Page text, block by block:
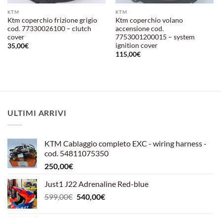
KTM
Ktm coperchio frizione grigio
cod. 77330026100 – clutch
cover
35,00€
KTM
Ktm coperchio volano
accensione cod.
7753001200015 – system
ignition cover
115,00€
ULTIMI ARRIVI
KTM Cablaggio completo EXC - wiring harness -
cod. 54811075350
250,00€
Just1 J22 Adrenaline Red-blue
599,00€ Il
540,00€Il